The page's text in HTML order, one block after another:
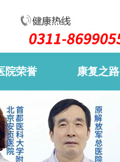
院荣誉 康复之路